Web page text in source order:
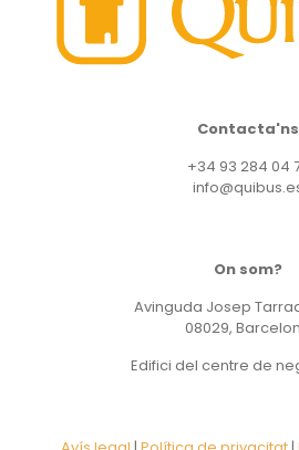
Contacta'ns
+34 93 284 04
On som?
Avinguda Josep
08029,
Edifici del centre de